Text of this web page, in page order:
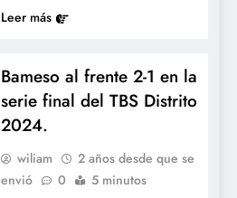
Leer más
Bameso al frente 2-1 en la
serie final del TBS Distrito
2024.
wiliam
2 años desde que se
envió
0 5 minutos